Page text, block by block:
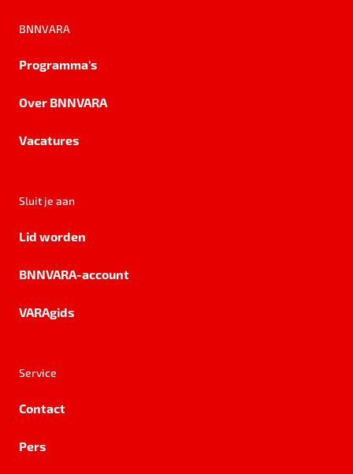
BNNVARA
Programma's
Over BNNVARA
Vacatures
Sluit je aan
Lid worden
BNNVARA-account
VARAgids
Service
Contact
Pers